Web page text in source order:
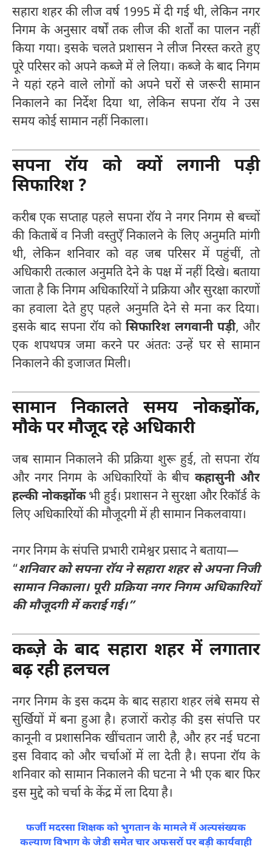
सहारा शहर की लीज वर्ष 1995 में दी गई थी, लेकिन नगर
निगम के अनुसार वर्षों तक लीज की शर्तों का पालन नहीं
किया गया। इसके चलते प्रशासन ने लीज निरस्त करते हुए
पूरे परिसर को अपने कब्जे में ले लिया। कब्जे के बाद निगम
ने यहां रहने वाले लोगों को अपने घरों से जरूरी सामान
निकालने का निर्देश दिया था, लेकिन सपना रॉय ने उस
समय कोई सामान नहीं निकाला।
सपना रॉय को क्यों लगानी पड़ी
सिफारिश ?
करीब एक सप्ताह पहले सपना रॉय ने नगर निगम से बच्चों
की किताबें व निजी वस्तुएँ निकालने के लिए अनुमति मांगी
थी, लेकिन शनिवार को वह जब परिसर में पहुंचीं, तो
अधिकारी तत्काल अनुमति देने के पक्ष में नहीं दिखे। बताया
जाता है कि निगम अधिकारियों ने प्रक्रिया और सुरक्षा कारणों
का हवाला देते हुए पहले अनुमति देने से मना कर दिया।
इसके बाद सपना रॉय कोसिफारिश लगवानी पड़ी, और
एक शपथपत्र जमा करने पर अंततः उन्हें घर से सामान
निकालने की इजाजत मिली।
सामान निकालते समय नोकझोंक,
मौके पर मौजूद रहे अधिकारी
जब सामान निकालने की प्रक्रिया शुरू हुई, तो सपना रॉय
और नगर निगम के अधिकारियों के बीच कहासुनी और
हल्की नोकझोंकभी हुई। प्रशासन ने सुरक्षा और रिकॉर्ड के
लिए अधिकारियों की मौजूदगी में ही सामान निकलवाया।
नगर निगम के संपत्ति प्रभारी रामेश्वर प्रसाद ने बताया—
“शनिवार को सपना रॉय ने सहारा शहर से अपना निजी
सामान निकाला। पूरी प्रक्रिया नगर निगम अधिकारियों
की मौजूदगी में कराई गई।”
कब्ज़े के बाद सहारा शहर में लगातार
बढ़ रही हलचल
नगर निगम के इस कदम के बाद सहारा शहर लंबे समय से
सुर्खियों में बना हुआ है। हजारों करोड़ की इस संपत्ति पर
कानूनी व प्रशासनिक खींचतान जारी है, और हर नई घटना
इस विवाद को और चर्चाओं में ला देती है। सपना रॉय के
शनिवार को सामान निकालने की घटना ने भी एक बार फिर
इस मुद्दे को चर्चा के केंद्र में ला दिया है।
फर्जी मदरसा शिक्षक को भुगतान के मामले में अल्पसंख्यक
कल्याण विभाग के जेडी समेत चार अफसरों पर बड़ी कार्यवाही